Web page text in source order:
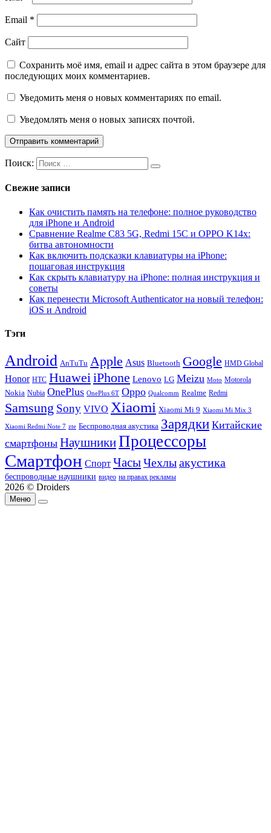
Email *
Сайт
Сохранить моё имя, email и адрес сайта в этом браузере для
последующих моих комментариев.
Уведомить меня о новых комментариях по email.
Уведомлять меня о новых записях почтой.
Поиск:
Свежие записи
Как очистить память на телефоне: полное руководство
для iPhone и Android
Сравнение Realme C83 5G, Redmi 15C и OPPO K14x:
битва автономности
Как включить подсказки клавиатуры на iPhone:
пошаговая инструкция
Как скрыть клавиатуру на iPhone: полная инструкция и
советы
Как перенести Microsoft Authenticator на новый телефон:
iOS и Android
Тэги
Android AnTuTu Apple Asus Bluetooth Google HMD Global
Honor HTC HuaweiiPhone Lenovo LG Meizu Moto Motorola
Nokia Nubia OnePlus OnePlus 6T Oppo Qualcomm Realme Redmi
Samsung Sony VIVO Xiaomi Xiaomi Mi 9 Xiaomi Mi Mix 3
Xiaomi Redmi Note 7 zte Беспроводная акустика Зарядки Китайские
смартфоны НаушникиПроцессоры
Смартфон Спорт ЧасыЧехлыакустика
беспроводные наушники видео на правах рекламы
2026 © Droiders
Меню